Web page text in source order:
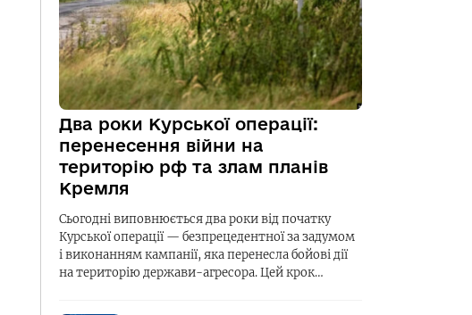
Два роки Курської операції:
перенесення війни на
територію рф та злам планів
Кремля
Сьогодні виповнюється два роки від початку
Курської операції — безпрецедентної за задумом
і виконанням кампанії, яка перенесла бойові дії
на територію держави-агресора. Цей крок…